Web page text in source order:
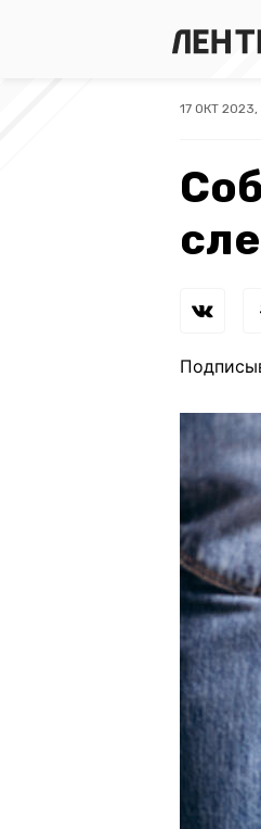
17 ОКТ